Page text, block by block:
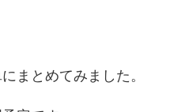
まとめてみました。